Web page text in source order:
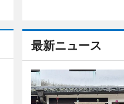
最新ニュース